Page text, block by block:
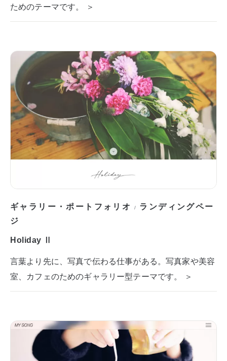
ためのテーマです。 ＞
ギャラリー・ポートフォリオ / ランディングペー
ジ
Holiday Ⅱ
言葉より先に、写真で伝わる仕事がある。写真家や美容
室、カフェのためのギャラリー型テーマです。 ＞